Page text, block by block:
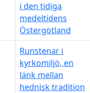
i den tidiga
medeltidens
Östergötland
Runstenar i
kyrkomiljö, en
länk mellan
hednisk tradition